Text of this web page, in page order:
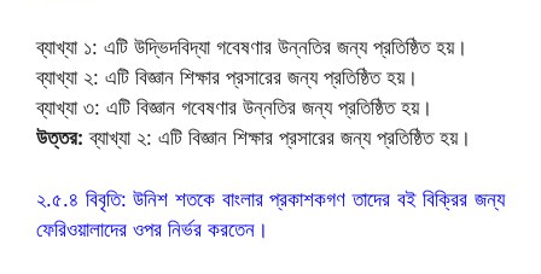
ব্যাখ্যা ১: এটি উদ্ভিদবিদ্যা গবেষণার উন্নতির জন্য প্রতিষ্ঠিত হয়।
ব্যাখ্যা ২: এটি বিজ্ঞান শিক্ষার প্রসারের জন্য প্রতিষ্ঠিত হয়।
ব্যাখ্যা ৩: এটি বিজ্ঞান গবেষণার উন্নতির জন্য প্রতিষ্ঠিত হয়।
উত্তর: ব্যাখ্যা ২: এটি বিজ্ঞান শিক্ষার প্রসারের জন্য প্রতিষ্ঠিত হয়।
২.৫.৪ বিবৃতি: উনিশ শতকে বাংলার প্রকাশকগণ তাদের বই বিক্রির জন্য
ফেরিওয়ালাদের ওপর নির্ভর করতেন।